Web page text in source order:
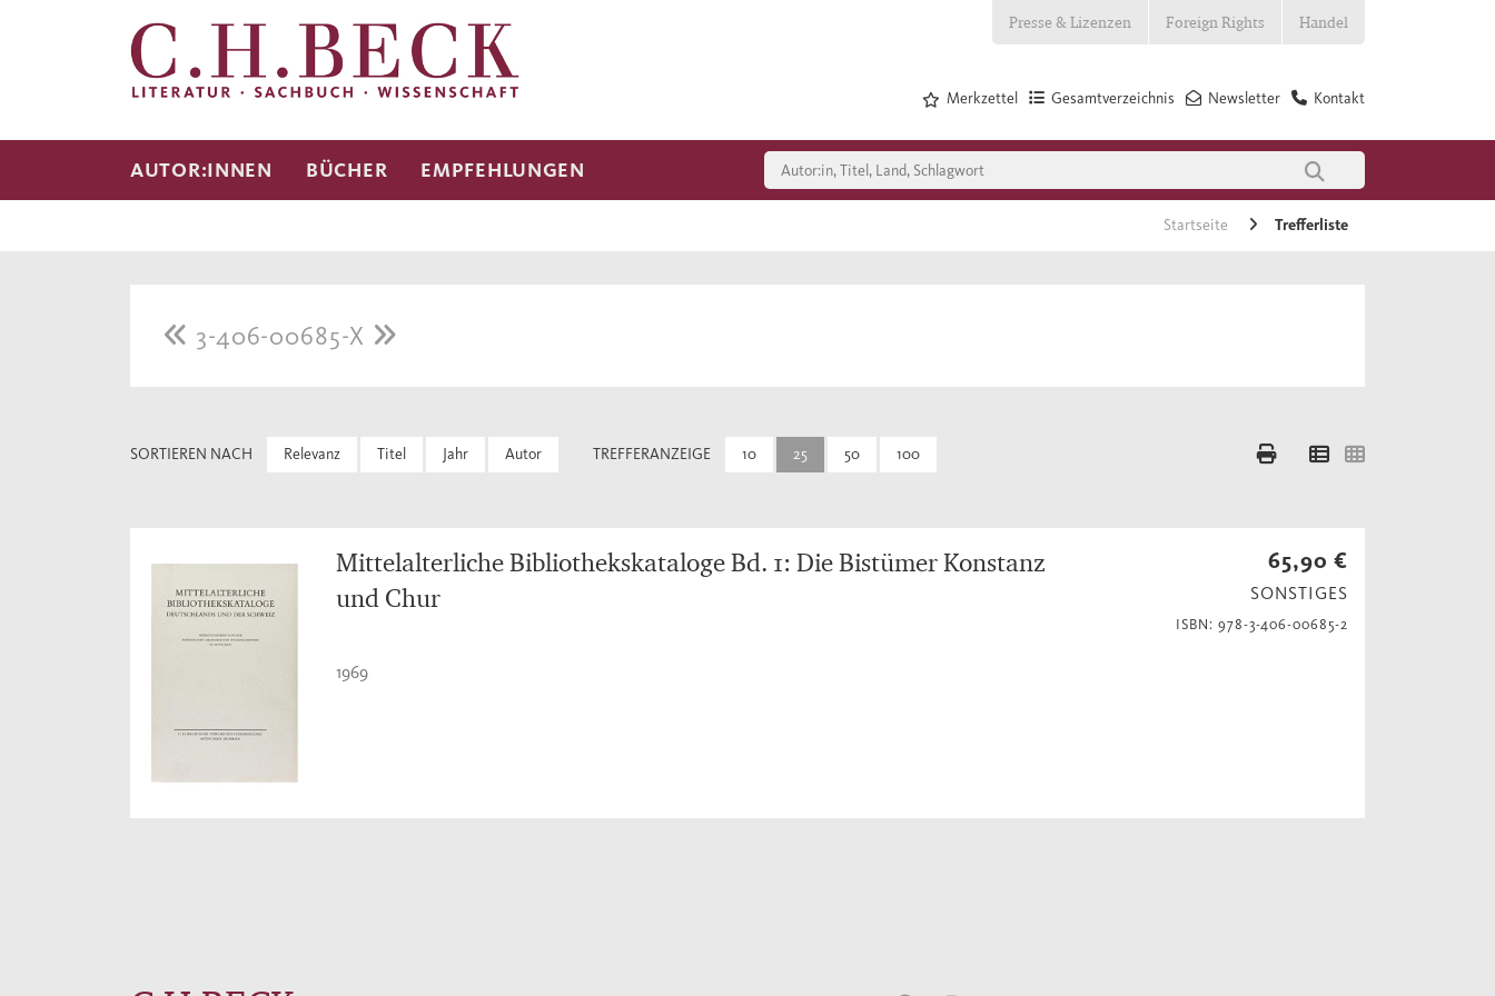
Presse & Lizenzen Foreign Rights Handel
Kontakt
Newsletter
Gesamtverzeichnis
Merkzettel
AUTOR:INNEN BÜCHER EMPFEHLUNGEN
Startseite Trefferliste
3-406-00685-X
SORTIEREN NACH Relevanz Titel Jahr Autor TREFFERANZEIGE 10 25 50 100
Mittelalterliche Bibliothekskataloge Bd. 1: Die Bistümer Konstanz
und Chur
1969
65,90 €
SONSTIGES
ISBN: 978-3-406-00685-2